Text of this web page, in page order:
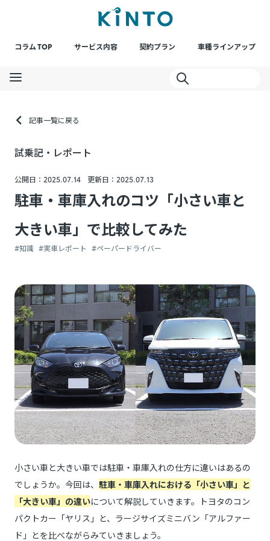
コラム TOP サービス内容 契約プラン 車種ラインアップ
記事一覧に戻る
試乗記・レポート
公開日：2025.07.14 更新日：2025.07.13
駐車・車庫入れのコツ「小さい車と
大きい車」で比較してみた
#知識 #実車レポート #ペーパードライバー
小さい車と大きい車では駐車・車庫入れの仕方に違いはあるの
でしょうか。今回は、 駐車・車庫入れにおける「小さい車」と
「大きい車」の違いについて解説していきます。トヨタのコン
パクトカー「ヤリス」と、ラージサイズミニバン「アルファー
ド」とを比べながらみていきましょう。